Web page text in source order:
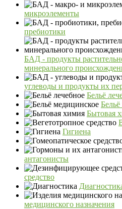
микроэлементы
пребиотики
БАД - продукты
минерального
углеводы и продукты их
Бельё
Бытовая
Гигиена
антагонисты
средство
медицинского назначения